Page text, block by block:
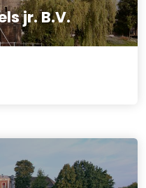
jr. B.V.